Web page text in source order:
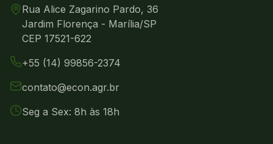
Rua Alice Zagarino Pardo, 36
Jardim Florença - Marília/SP
CEP 17521-622
+55 (14) 99856-2374
contato@econ.agr.br
Seg a Sex: 8h às 18h